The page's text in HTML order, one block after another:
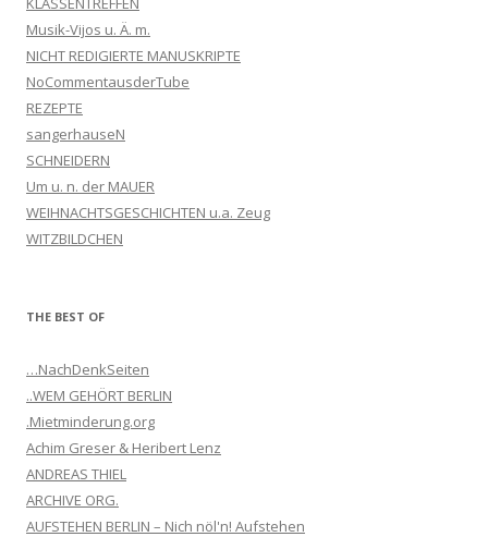
Musik-Vijos u. Ä. m.
NICHT REDIGIERTE MANUSKRIPTE
NoCommentausderTube
REZEPTE
sangerhauseN
SCHNEIDERN
Um u. n. der MAUER
WEIHNACHTSGESCHICHTEN u.a. Zeug
WITZBILDCHEN
THE BEST OF
…NachDenkSeiten
..WEM GEHÖRT BERLIN
.Mietminderung.org
Achim Greser & Heribert Lenz
ANDREAS THIEL
ARCHIVE ORG.
AUFSTEHEN BERLIN – Nich nöl'n! Aufstehen